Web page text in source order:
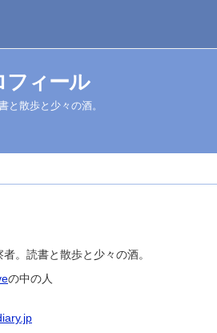
フィール
と散歩と少々の酒。
。読書と散歩と少々の酒。
の中の人